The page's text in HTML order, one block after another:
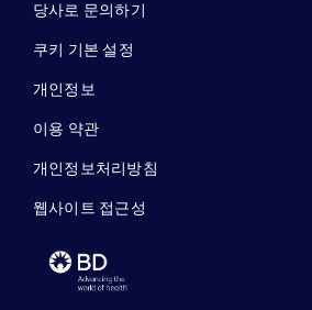
당사로 문의하기
쿠키 기본 설정
개인정보
이용 약관
개인정보처리방침
웹사이트 접근성